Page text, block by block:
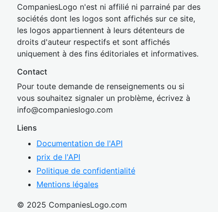
CompaniesLogo n'est ni affilié ni parrainé par des
sociétés dont les logos sont affichés sur ce site,
les logos appartiennent à leurs détenteurs de
droits d'auteur respectifs et sont affichés
uniquement à des fins éditoriales et informatives.
Contact
Pour toute demande de renseignements ou si
vous souhaitez signaler un problème, écrivez à
info@companieslogo.com
Liens
Documentation de l'API
prix de l'API
Politique de confidentialité
Mentions légales
© 2025 CompaniesLogo.com